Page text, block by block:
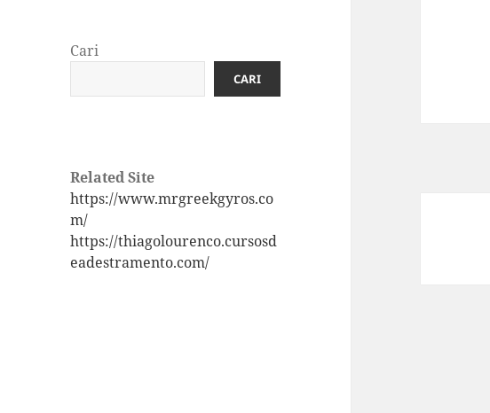
Cari
CARI
Related Site
https://www.mrgreekgyros.co
m/
https://thiagolourenco.cursosd
eadestramento.com/